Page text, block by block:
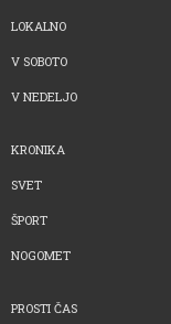
LOKALNO
V SOBOTO
V NEDELJO
KRONIKA
SVET
ŠPORT
NOGOMET
PROSTI ČAS